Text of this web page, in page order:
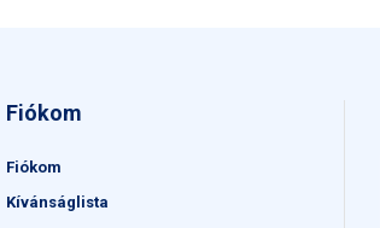
Fiókom
Fiókom
Kívánságlista